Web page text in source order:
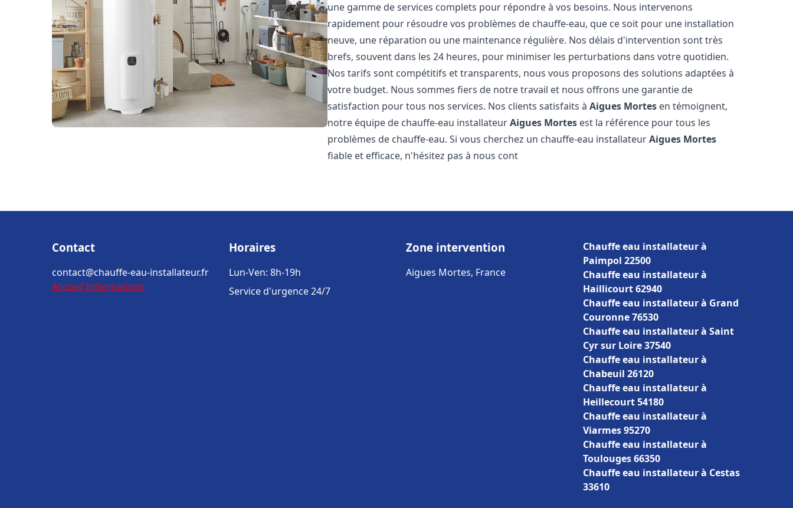
une gamme de services complets pour répondre à vos besoins. Nous intervenons
rapidement pour résoudre vos problèmes de chauffe-eau, que ce soit pour une installation
neuve, une réparation ou une maintenance régulière. Nos délais d'intervention sont très
brefs, souvent dans les 24 heures, pour minimiser les perturbations dans votre quotidien.
Nos tarifs sont compétitifs et transparents, nous vous proposons des solutions adaptées à
votre budget. Nous sommes fiers de notre travail et nous offrons une garantie de
satisfaction pour tous nos services. Nos clients satisfaits àAigues Mortes en témoignent,
notre équipe de chauffe-eau installateurAigues Mortes est la référence pour tous les
problèmes de chauffe-eau. Si vous cherchez un chauffe-eau installateurAigues Mortes
fiable et efficace, n'hésitez pas à nous cont
Contact
contact@chauffe-eau-installateur.fr
Accueil Informations
Horaires
Lun-Ven: 8h-19h
Service d'urgence 24/7
Zone intervention
Aigues Mortes, France
Chauffe eau installateur à
Paimpol 22500
Chauffe eau installateur à
Haillicourt 62940
Chauffe eau installateur à Grand
Couronne 76530
Chauffe eau installateur à Saint
Cyr sur Loire 37540
Chauffe eau installateur à
Chabeuil 26120
Chauffe eau installateur à
Heillecourt 54180
Chauffe eau installateur à
Viarmes 95270
Chauffe eau installateur à
Toulouges 66350
Chauffe eau installateur à Cestas
33610